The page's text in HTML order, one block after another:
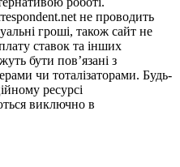
не проводить
гроші, також сайт не
ставок та інших
бути пов’язані з
чи тоталізаторами. Будь-
ресурсі
виключно в